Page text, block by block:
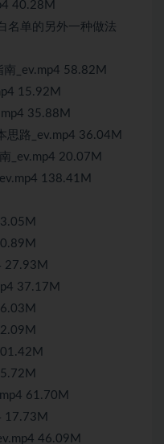
40.28M
名单的另外一种做法
_ev.mp4 58.82M
15.92M
35.88M
思路_ev.mp4 36.04M
_ev.mp4 20.07M
138.41M
27.93M
37.17M
61.70M
17.73M
46.09M